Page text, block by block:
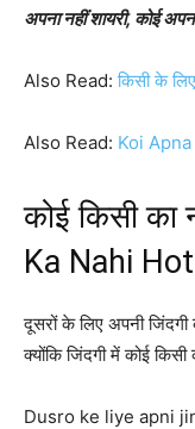
अपना नहीं शायरी, कोई
Also Read:किसी के
Also Read: Koi
कोई किसी का
Ka Nahi
दूसरों के लिए अपनी जिंदगी
क्योंकि जिंदगी में कोई किसी
Dusro ke liye apni